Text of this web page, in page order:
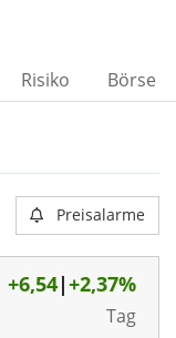
Risiko Börse
Preisalarme
+6,54|+2,37%
Tag